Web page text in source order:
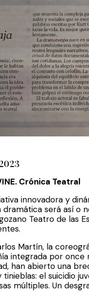
Crónica Teatral
innovadora y
será así o
Teatro de las
Martín, la
integrada por
han abierto una
tinieblas: el suicidio
múltiples. Un